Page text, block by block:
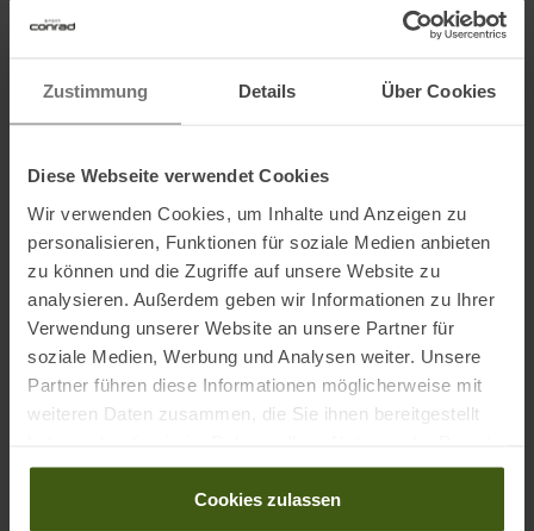
Zustimmung Details Über Cookies
Diese Webseite verwendet Cookies
Wir verwenden Cookies, um Inhalte und Anzeigen zu
personalisieren, Funktionen für soziale Medien anbieten
zu können und die Zugriffe auf unsere Website zu
analysieren. Außerdem geben wir Informationen zu Ihrer
Verwendung unserer Website an unsere Partner für
soziale Medien, Werbung und Analysen weiter. Unsere
Partner führen diese Informationen möglicherweise mit
weiteren Daten zusammen, die Sie ihnen bereitgestellt
gesammelt haben.
Cookies zulassen
Schlafsacks um die angegebenen Grad Celsius. Abweichungen von
• Spezielle Verstärkungen und Doppelnähte
Maße:
220 x 90 cm
Material: